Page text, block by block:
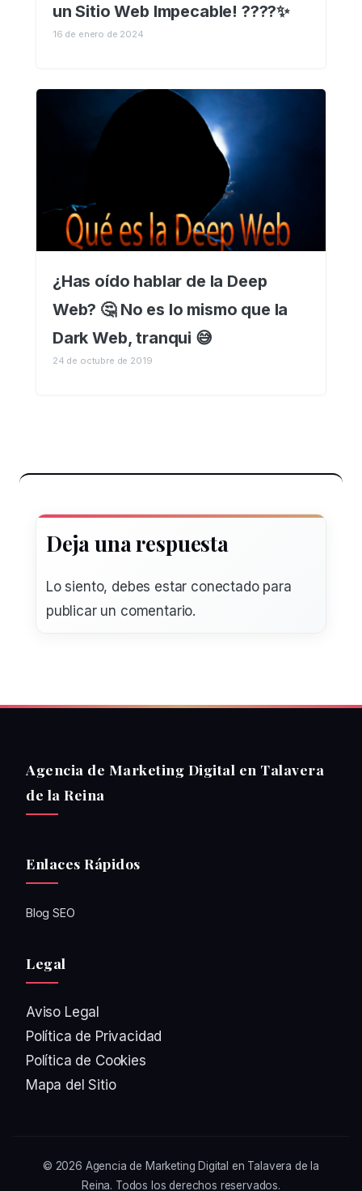
un Sitio Web Impecable! ????✨
16 de enero de 2024
¿Has oído hablar de la Deep
Web? 🤔 No es lo mismo que la
Dark Web, tranqui 😅
24 de octubre de 2019
Deja una respuesta
Lo siento, debes estar conectadopara
publicar un comentario.
Agencia de Marketing Digital en Talavera
de la Reina
Enlaces Rápidos
Blog SEO
Legal
Aviso Legal
Política de Privacidad
Política de Cookies
Mapa del Sitio
© 2026 Agencia de Marketing Digital en Talavera de la
Reina. Todos los derechos reservados.